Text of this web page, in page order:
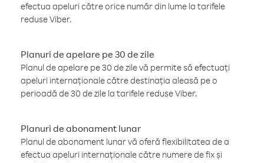
efectua apeluri către orice număr din lume la tarifele
reduse Viber.
Planuri de apelare pe 30 de zile
Planul de apelare pe 30 de zile vă permite să efectuați
apeluri internaționale către destinația aleasă pe o
perioadă de 30 de zile la tarifele reduse Viber.
Planuri de abonament lunar
Planul de abonament lunar vă oferă flexibilitatea de a
efectua apeluri internaționale către numere de fix și